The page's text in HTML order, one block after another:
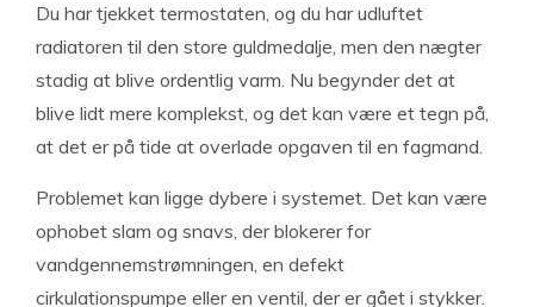
Du har tjekket termostaten, og du har udluftet
radiatoren til den store guldmedalje, men den nægter
stadig at blive ordentlig varm. Nu begynder det at
blive lidt mere komplekst, og det kan være et tegn på,
at det er på tide at overlade opgaven til en fagmand.
Problemet kan ligge dybere i systemet. Det kan være
ophobet slam og snavs, der blokerer for
vandgennemstrømningen, en defekt
cirkulationspumpe eller en ventil, der er gået i stykker.